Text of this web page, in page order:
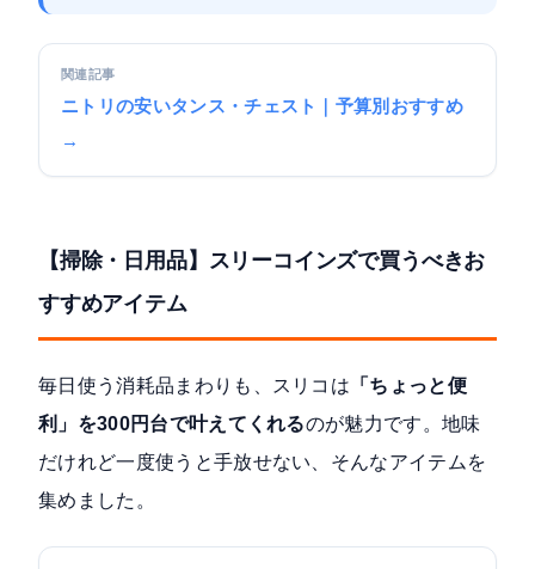
関連記事
ニトリの安いタンス・チェスト｜予算別おすすめ
→
【掃除・日用品】スリーコインズで買うべきお
すすめアイテム
毎日使う消耗品まわりも、スリコは 「ちょっと便
利」を300円台で叶えてくれるのが魅力です。地味
だけれど一度使うと手放せない、そんなアイテムを
集めました。